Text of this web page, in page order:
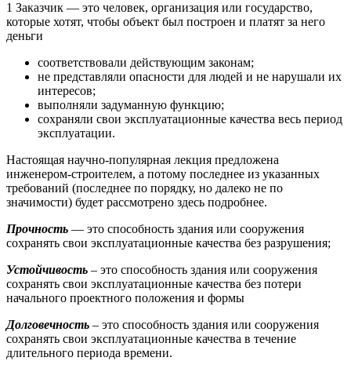
1 Заказчик — это человек, организация или государство,
которые хотят, чтобы объект был построен и платят за него
деньги
соответствовали действующим законам;
не представляли опасности для людей и не нарушали их
интересов;
выполняли задуманную функцию;
сохраняли свои эксплуатационные качества весь период
эксплуатации.
Настоящая научно-популярная лекция предложена
инженером-строителем, а потому последнее из указанных
требований (последнее по порядку, но далеко не по
значимости) будет рассмотрено здесь подробнее.
Прочность — это способность здания или сооружения
сохранять свои эксплуатационные качества без разрушения;
Устойчивость – это способность здания или сооружения
сохранять свои эксплуатационные качества без потери
начального проектного положения и формы
Долговечность – это способность здания или сооружения
сохранять свои эксплуатационные качества в течение
длительного периода времени.